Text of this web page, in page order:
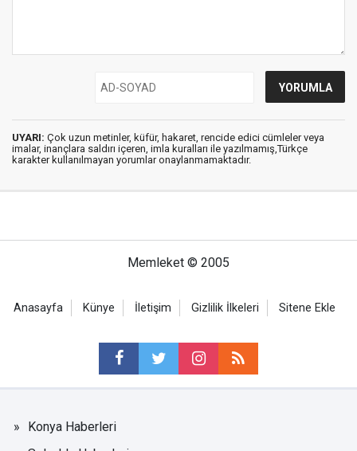
UYARI: Çok uzun metinler, küfür, hakaret, rencide edici cümleler veya
imalar, inançlara saldırı içeren, imla kuralları ile yazılmamış,Türkçe
karakter kullanılmayan yorumlar onaylanmamaktadır.
Memleket © 2005
Anasayfa Künye İletişim Gizlilik İlkeleri Sitene Ekle
Konya Haberleri